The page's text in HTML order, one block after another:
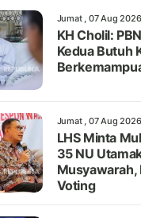
Jumat , 07 Aug
KH Cholil:
Kedua Butuh
Jumat , 07 Aug
LHS Minta
35 NU
Musyawarah,
Voting